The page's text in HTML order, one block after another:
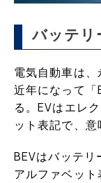
バッテリ
電気自動車は
近年になって
る。EVはエレ
ット表記で、意
BEVはバッテ
アルファベッ